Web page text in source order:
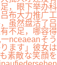
，眼下举办科
布大力推广工
虽然盘活了吕
不足，哪容得
nceaeanそう
ます」彼女は
素敵な笑顔を